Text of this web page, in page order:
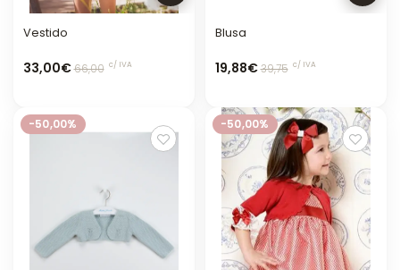
Vestido
33,00€66,00 c/ IVA
Blusa
19,88€39,75 c/ IVA
-50,00% -50,00%